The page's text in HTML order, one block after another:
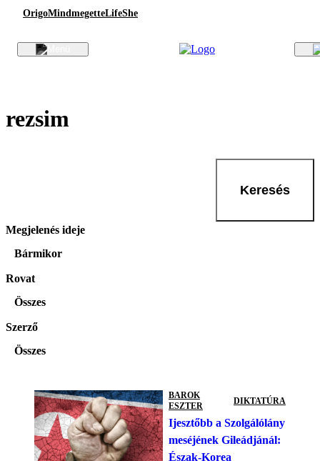
OrigoMindmegetteLifeShe
rezsim
Keresés
Megjelenés ideje
Bármikor
Rovat
Összes
Szerző
Összes
BAROK
ESZTER
DIKTATÚRA
Ijesztőbb a Szolgálólány
meséjének Gileádjánál:
Észak-Korea